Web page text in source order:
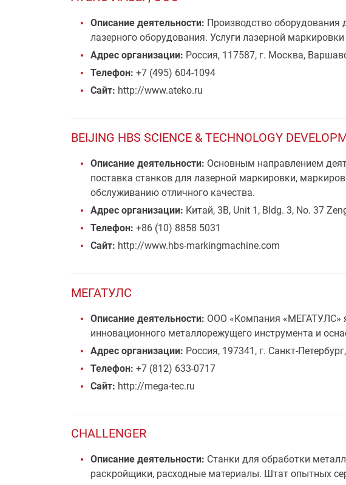
Описание деятельности: Производство оборудования
лазерного оборудования. Услуги лазерной
Адрес организации: Россия, 117587, г. Москва,
Телефон: +7 (495) 604-1094
Сайт: http://www.ateko.ru
BEIJING HBS SCIENCE & TECHNOLOGY
Описание деятельности: Основным направлением
поставка станков для лазерной маркировки,
обслуживанию отличного качества.
Адрес организации: Китай, 3B, Unit 1, Bldg. 3, No. 37
Телефон: +86 (10) 8858 5031
Сайт: http://www.hbs-markingmachine.com
МЕГАТУЛС
Описание деятельности: ООО «Компания «МЕГАТУЛС»
инновационного металлорежущего инструмента и
Адрес организации: Россия, 197341, г. Санкт-
Телефон: +7 (812) 633-0717
Сайт: http://mega-tec.ru
CHALLENGER
Описание деятельности: Станки для обработки
раскройщики, расходные материалы. Штат опытных